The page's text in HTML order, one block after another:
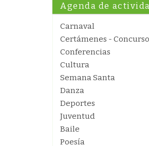
Agenda de
Carnaval
Certámenes -
Conferencias
Cultura
Semana Santa
Danza
Deportes
Juventud
Baile
Poesía